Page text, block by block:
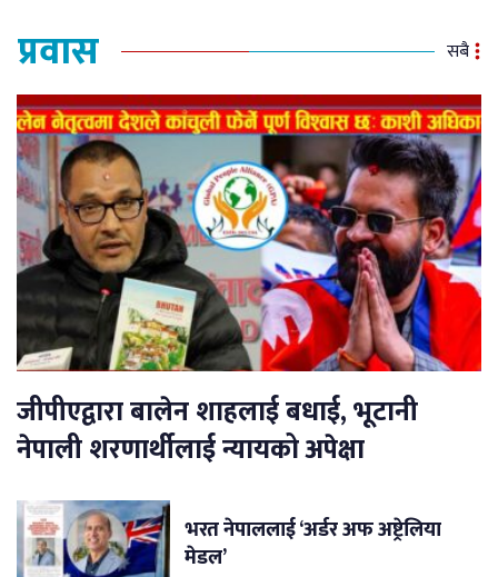
प्रवास सबै
जीपीएद्वारा बालेन शाहलाई बधाई, भूटानी
नेपाली शरणार्थीलाई न्यायको अपेक्षा
भरत नेपाललाई ‘अर्डर अफ अष्ट्रेलिया
मेडल’